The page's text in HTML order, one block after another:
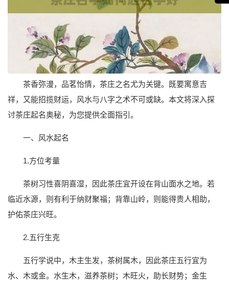
茶香弥漫，品茗怡情，茶庄之名尤为关键。既要寓意吉
祥，又能招揽财运，风水与八字之术不可或缺。本文将深入探
讨茶庄起名奥秘，为您提供全面指引。
一、风水起名
1.方位考量
茶树习性喜阴喜湿，因此茶庄宜开设在背山面水之地。若
临近水源，则有利于纳财聚福；背靠山岭，则能得贵人相助，
护佑茶庄兴旺。
2.五行生克
五行学说中，木主生发，茶树属木，因此茶庄五行宜为
水、木或金。水生木，滋养茶树；木旺火，助长财势；金生